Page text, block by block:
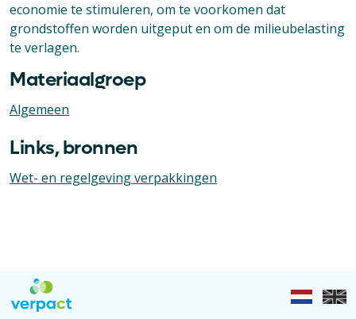
economie te stimuleren, om te voorkomen dat
grondstoffen worden uitgeput en om de milieubelasting
te verlagen.
Materiaalgroep
Algemeen
Links, bronnen
Wet- en regelgeving verpakkingen